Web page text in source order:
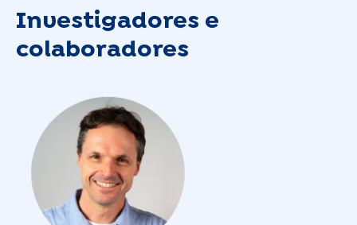
Investigadores e
colaboradores